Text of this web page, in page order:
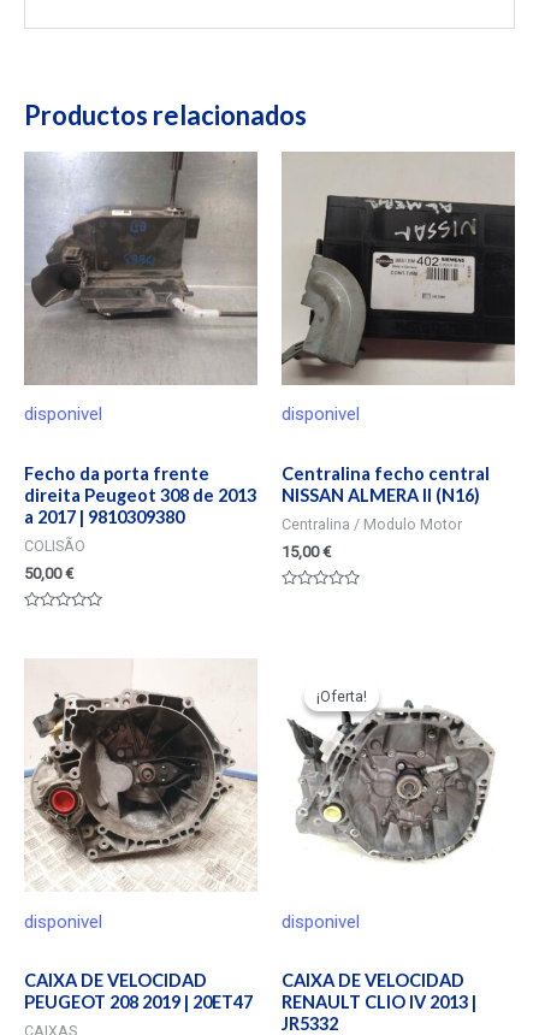
Productos relacionados
disponivel
Fecho da porta frente
direita Peugeot 308 de 2013
a 2017 | 9810309380
COLISÃO
50,00€
disponivel
Centralina fecho central
NISSAN ALMERA II (N16)
Centralina / Modulo Motor
15,00€
disponivel
CAIXA DE VELOCIDAD
PEUGEOT 208 2019 | 20ET47
CAIXAS
¡Oferta!
disponivel
¡Oferta!
CAIXA DE VELOCIDAD
RENAULT CLIO IV 2013 |
JR5332